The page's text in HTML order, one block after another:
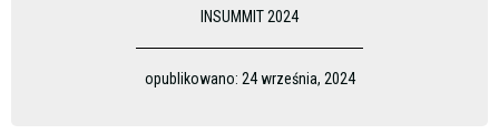
INSUMMIT 2024
opublikowano: 24 września, 2024